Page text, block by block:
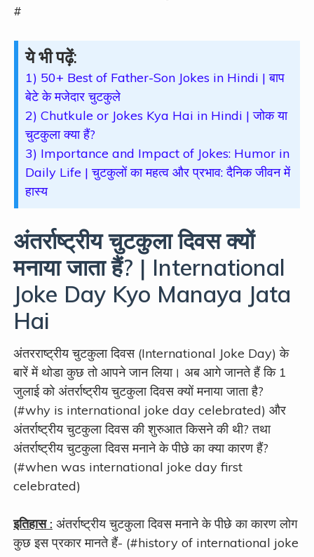
#
ये भी पढ़ें:
1) 50+ Best of Father-Son Jokes in Hindi | बाप
बेटे के मजेदार चुटकुले
2) Chutkule or Jokes Kya Hai in Hindi | जोक या
चुटकुला क्या हैं?
3) Importance and Impact of Jokes: Humor in
Daily Life | चुटकुलों का महत्व और प्रभाव: दैनिक जीवन में
हास्य
अंतर्राष्ट्रीय चुटकुला दिवस क्यों
मनाया जाता हैं? | International
Joke Day Kyo Manaya Jata
Hai
अंतरराष्ट्रीय चुटकुला दिवस (International Joke Day) के
बारें में थोडा कुछ तो आपने जान लिया। अब आगे जानते हैं कि 1
जुलाई को अंतर्राष्ट्रीय चुटकुला दिवस क्यों मनाया जाता है?
(#why is international joke day celebrated) और
अंतर्राष्ट्रीय चुटकुला दिवस की शुरुआत किसने की थी? तथा
अंतर्राष्ट्रीय चुटकुला दिवस मनाने के पीछे का क्या कारण हैं?
(#when was international joke day first
celebrated)
इतिहास : अंतर्राष्ट्रीय चुटकुला दिवस मनाने के पीछे का कारण लोग
कुछ इस प्रकार मानते हैं- (#history of international joke